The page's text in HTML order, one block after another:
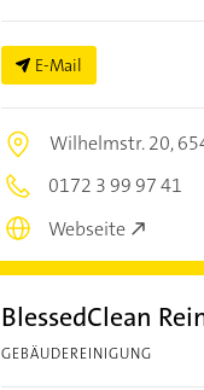
E-Mail
Wilhelmstr. 20,
0172 3 99 97 41
Webseite
BlessedClean
GEBÄUDEREINIGUNG